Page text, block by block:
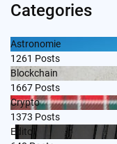
Categories
Astronomie
1261 Posts
Blockchain
1667 Posts
Crypto
1373 Posts
Edito